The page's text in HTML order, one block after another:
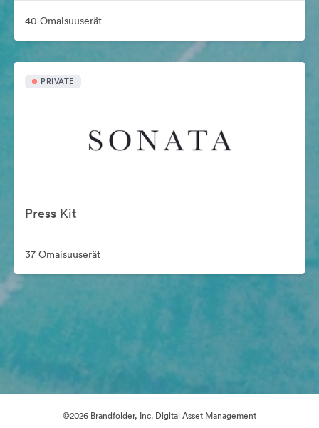
40 Omaisuuserät
PRIVATE
Press Kit
37 Omaisuuserät
©2026 Brandfolder, Inc. Digital Asset Management